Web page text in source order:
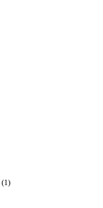
(1)